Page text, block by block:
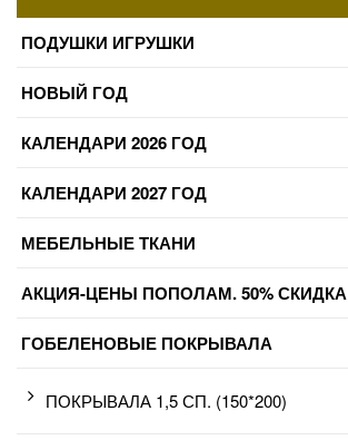
ПОДУШКИ ИГРУШКИ
НОВЫЙ ГОД
КАЛЕНДАРИ 2026 ГОД
КАЛЕНДАРИ 2027 ГОД
МЕБЕЛЬНЫЕ ТКАНИ
АКЦИЯ-ЦЕНЫ ПОПОЛАМ. 50% СКИДКА
ГОБЕЛЕНОВЫЕ ПОКРЫВАЛА
ПОКРЫВАЛА 1,5 СП. (150*200)